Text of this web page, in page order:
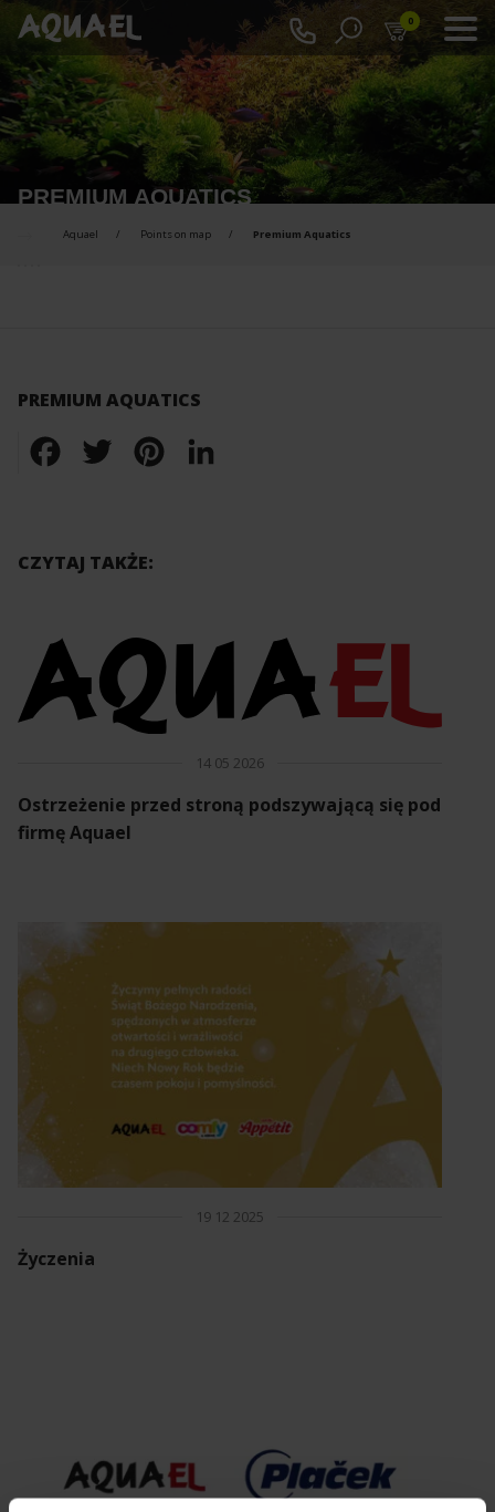
0
PREMIUM AQUATICS
Aquael Points on map Premium Aquatics
PREMIUM AQUATICS
FacebookTwitter Pinterest
CZYTAJ TAKŻE:
14 05 2026
Ostrzeżenie przed stroną podszywającą się pod
firmę Aquael
19 12 2025
Życzenia